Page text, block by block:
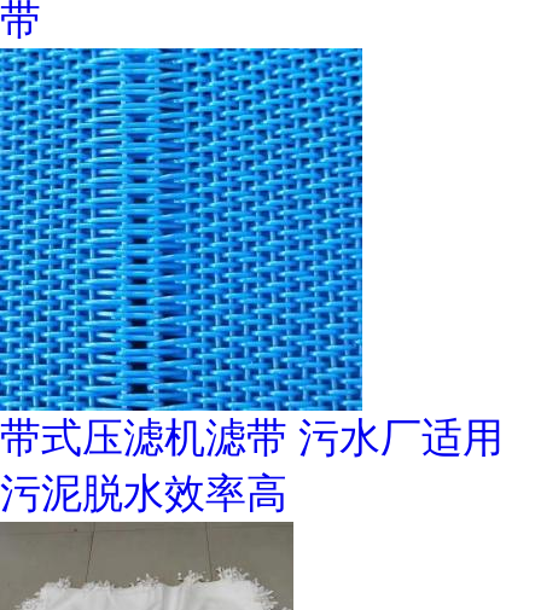
带
带式压滤机滤带 污水厂适用
污泥脱水效率高